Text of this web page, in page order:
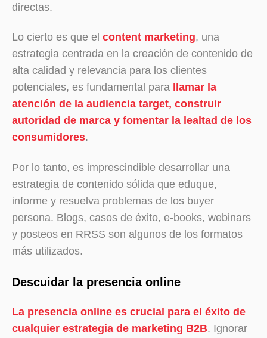
directas.
Lo cierto es que el content marketing, una
estrategia centrada en la creación de contenido de
alta calidad y relevancia para los clientes
potenciales, es fundamental para llamar la
atención de la audiencia target, construir
autoridad de marca y fomentar la lealtad de los
consumidores.
Por lo tanto, es imprescindible desarrollar una
estrategia de contenido sólida que eduque,
informe y resuelva problemas de los buyer
persona. Blogs, casos de éxito, e-books, webinars
y posteos en RRSS son algunos de los formatos
más utilizados.
Descuidar la presencia online
La presencia online es crucial para el éxito de
cualquier estrategia de marketing B2B. Ignorar